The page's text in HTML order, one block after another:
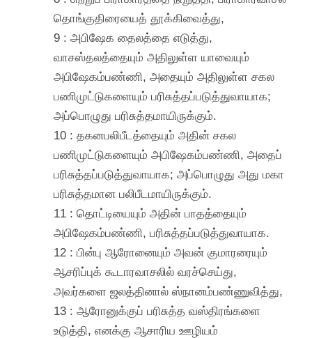
தொங்குதிரையைத் தூக்கிவைத்து,
9 : அபிஷேக தைலத்தை எடுத்து,
வாசஸ்தலத்தையும் அதிலுள்ள யாவையும்
அபிஷேகம்பண்ணி, அதையும் அதிலுள்ள சகல
பணிமுட்டுகளையும் பரிசுத்தப்படுத்துவாயாக;
அப்பொழுது பரிசுத்தமாயிருக்கும்.
10 : தகனபலிபீடத்தையும் அதின் சகல
பணிமுட்டுகளையும் அபிஷேகம்பண்ணி, அதைப்
பரிசுத்தப்படுத்துவாயாக; அப்பொழுது அது மகா
பரிசுத்தமான பலிபீடமாயிருக்கும்.
11 : தொட்டியையும் அதின் பாதத்தையும்
அபிஷேகம்பண்ணி, பரிசுத்தப்படுத்துவாயாக.
12 : பின்பு ஆரோனையும் அவன் குமாரரையும்
ஆசரிப்புக் கூடாரவாசலில் வரச்செய்து,
அவர்களை ஜலத்தினால் ஸ்நானம்பண்ணுவித்து,
13 : ஆரோனுக்குப் பரிசுத்த வஸ்திரங்களை
உடுத்தி, எனக்கு ஆசாரிய ஊழியம்